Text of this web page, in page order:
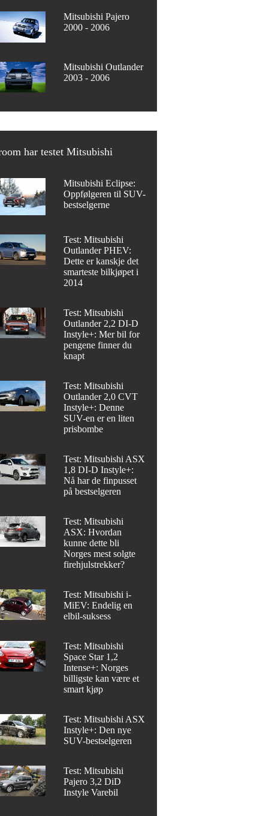
Mitsubishi Pajero
2000 - 2006
Mitsubishi Outlander
2003 - 2006
har testet Mitsubishi
Mitsubishi Eclipse:
Oppfølgeren til SUV-
bestselgerne
Test: Mitsubishi
Outlander PHEV:
Dette er kanskje det
smarteste bilkjøpet i
2014
Test: Mitsubishi
Outlander 2,2 DI-D
Instyle+: Mer bil for
pengene finner du
knapt
Test: Mitsubishi
Outlander 2,0 CVT
Instyle+: Denne
SUV-en er en liten
prisbombe
Test: Mitsubishi ASX
1,8 DI-D Instyle+:
Nå har de finpusset
på bestselgeren
Test: Mitsubishi
ASX: Hvordan
kunne dette bli
Norges mest solgte
firehjulstrekker?
Test: Mitsubishi i-
MiEV: Endelig en
elbil-suksess
Test: Mitsubishi
Space Star 1,2
Intense+: Norges
billigste kan være et
smart kjøp
Test: Mitsubishi ASX
Instyle+: Den nye
SUV-bestselgeren
Test: Mitsubishi
Pajero 3,2 DiD
Instyle Varebil